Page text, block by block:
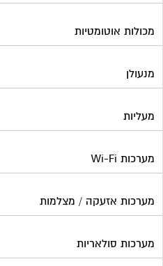
מכולות אוטומטיות
מנעולן
מעליות
מערכות Wi-Fi
מערכות אזעקה / מצלמות
מערכות סולאריות